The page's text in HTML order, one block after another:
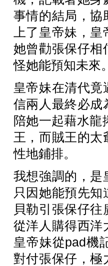
事情的結局，協
上了皇帝妹，
她曾勸張保仔相
怪她能預知未來
皇帝妹在清代
信兩人最終必成
陪她一起藉水龍
王，而賊王的太
性地鋪排。
我想強調的，是
只因她能預先
貝勒引張保仔
從洋人購得西洋
皇帝妹從pad機
對付張保仔，極